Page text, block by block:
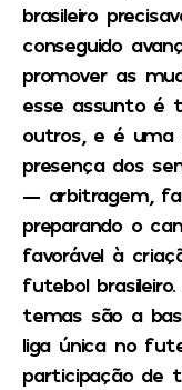
brasileiro
conseguido
promover as
esse assunto é
outros, e é uma
presença dos
— arbitragem,
preparando o
favorável à
futebol
temas são a
liga única no
participação de